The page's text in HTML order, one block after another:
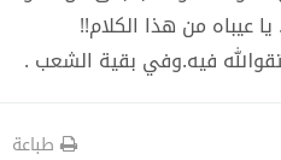
عيباه من هذا الكلام!!
فيه.وفي بقية الشعب .
طباعة